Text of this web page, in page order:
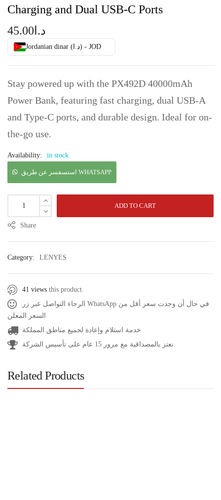
Charging and Dual USB-C Ports
د.ا 45.00
Jordanian dinar (د.ا) - JOD
Stay powered up with the PX492D 40000mAh
Power Bank, featuring fast charging, dual USB-A
and Type-C ports, and durable design. Ideal for on-
the-go use.
Availability: in stock
استسفسر عن طريق WHATSAPP
ADD TO CART
Share
Category: LENYES
41 views this product.
الرجاء التواصل عبر زر WhatsApp في حال أن وجدت سعر أقل من
السعر المعلن
خدمة استلام وإعادة لجميع مناطق المملكة
نعتز بالمصداقية مع مرور 15 عام على تأسيس الشركة
Related Products